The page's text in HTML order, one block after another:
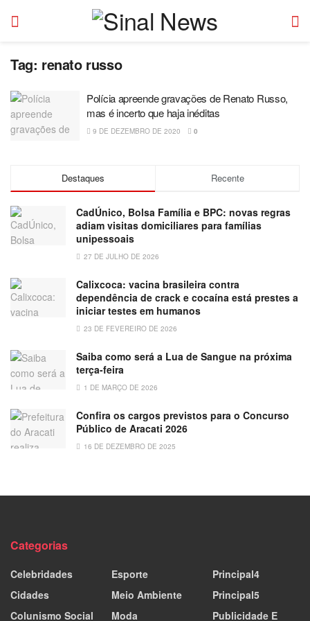
Tag: renato russo
Polícia apreende gravações de Renato Russo,
mas é incerto que haja inéditas
9 DE DEZEMBRO DE 2020 0
Destaques Recente
CadÚnico, Bolsa Família e BPC: novas regras
adiam visitas domiciliares para famílias
unipessoais
27 DE JULHO DE 2026
Calixcoca: vacina brasileira contra
dependência de crack e cocaína está prestes a
iniciar testes em humanos
23 DE FEVEREIRO DE 2026
Saiba como será a Lua de Sangue na próxima
terça-feira
1 DE MARÇO DE 2026
Confira os cargos previstos para o Concurso
Público de Aracati 2026
16 DE DEZEMBRO DE 2025
Categorias
Celebridades
Cidades
Colunismo Social
Esporte
Meio Ambiente
Moda
Principal4
Principal5
Publicidade E